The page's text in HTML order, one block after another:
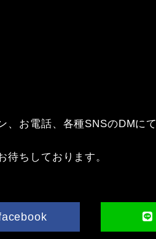
、お電話、各種SNSのDMにて
待ちしております。